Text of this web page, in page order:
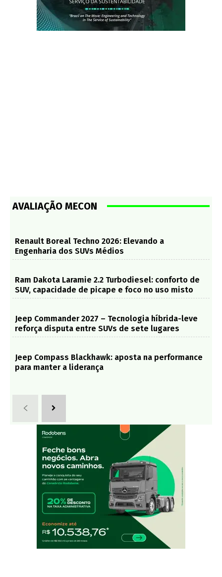
AVALIAÇÃO MECON
Renault Boreal Techno 2026: Elevando a
Engenharia dos SUVs Médios
Ram Dakota Laramie 2.2 Turbodiesel: conforto de
SUV, capacidade de picape e foco no uso misto
Jeep Commander 2027 – Tecnologia híbrida-leve
reforça disputa entre SUVs de sete lugares
Jeep Compass Blackhawk: aposta na performance
para manter a liderança